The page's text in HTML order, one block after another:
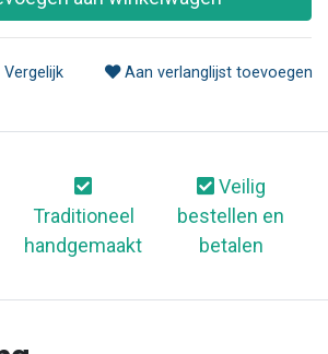
Vergelijk Aan verlanglijst toevoegen
Traditioneel
handgemaakt
Veilig
bestellen en
betalen